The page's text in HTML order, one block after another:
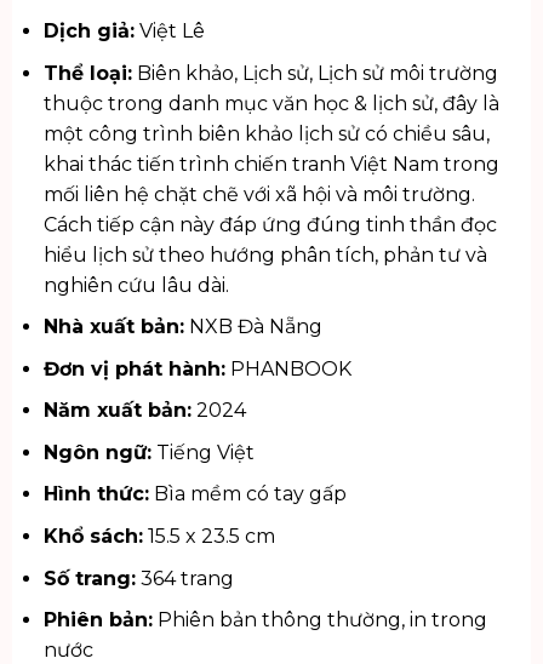
Dịch giả:Việt Lê
Thể loại:Biên khảo, Lịch sử, Lịch sử môi trường
thuộc trong danh mục văn học & lịch sử, đây là
một công trình biên khảo lịch sử có chiều sâu,
khai thác tiến trình chiến tranh Việt Nam trong
mối liên hệ chặt chẽ với xã hội và môi trường.
Cách tiếp cận này đáp ứng đúng tinh thần đọc
hiểu lịch sử theo hướng phân tích, phản tư và
nghiên cứu lâu dài.
Nhà xuất bản:NXB Đà Nẵng
Đơn vị phát hành:PHANBOOK
Năm xuất bản:2024
Ngôn ngữ:Tiếng Việt
Hình thức:Bìa mềm có tay gấp
Khổ sách:15.5 x 23.5 cm
Số trang:364 trang
Phiên bản:Phiên bản thông thường, in trong
nước